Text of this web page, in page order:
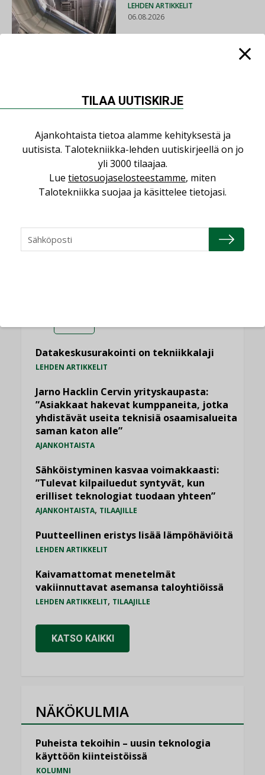
LEHDEN ARTIKKELIT
06.08.2026
Sähköistyminen kasvaa
voimakkaasti: ”Tulevat
kilpailuedut syntyvät,
kun erilliset
teknologiat tuodaan
Datakeskusurakointi on tekniikkalaji
LEHDEN ARTIKKELIT
Jarno Hacklin Cervin yrityskaupasta:
”Asiakkaat hakevat kumppaneita, jotka
yhdistävät useita teknisiä osaamisalueita
saman katon alle”
AJANKOHTAISTA
Sähköistyminen kasvaa voimakkaasti:
”Tulevat kilpailuedut syntyvät, kun
erilliset teknologiat tuodaan yhteen”
AJANKOHTAISTA, TILAAJILLE
Puutteellinen eristys lisää lämpöhäviöitä
LEHDEN ARTIKKELIT
Kaivamattomat menetelmät
vakiinnuttavat asemansa taloyhtiöissä
LEHDEN ARTIKKELIT, TILAAJILLE
KATSO KAIKKI
NÄKÖKULMIA
Puheista tekoihin – uusin teknologia
käyttöön kiinteistöissä
KOLUMNI
TILAA UUTISKIRJE
Ajankohtaista tietoa alamme kehityksestä ja
uutisista. Talotekniikka-lehden uutiskirjeellä on jo
yli 3000 tilaajaa.
Lue tietosuojaselosteestamme, miten
Talotekniikka suojaa ja käsittelee tietojasi.